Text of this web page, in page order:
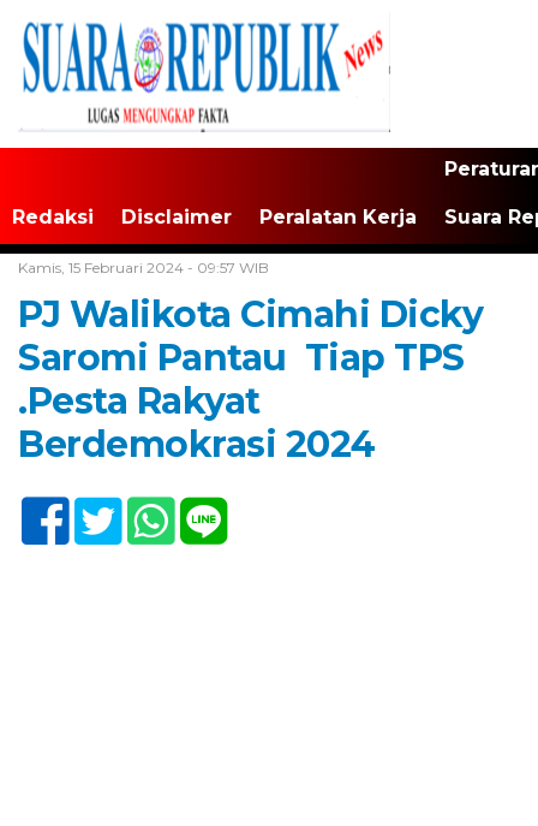
Redaksi Disclaimer Peralatan Kerja Suara
Kamis, 15 Februari 2024 - 09:57 WIB
PJ Walikota Cimahi Dicky
Saromi Pantau Tiap TPS
.Pesta Rakyat
Berdemokrasi 2024